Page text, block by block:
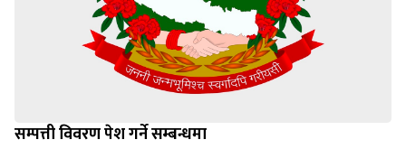
सम्पत्ती विवरण पेश गर्ने सम्बन्धमा